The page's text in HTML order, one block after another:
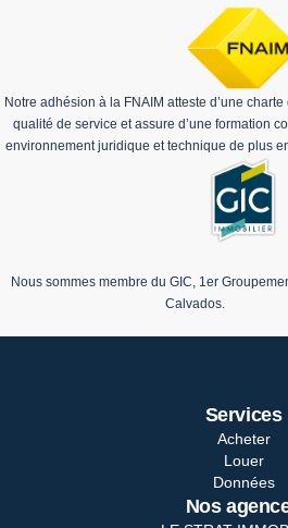
Notre adhésion à la FNAIM atteste d’une
qualité de service et assure d’une formation
environnement juridique et technique de plus
Nous sommes membre du GIC, 1er
Calvados.
Services
Acheter
Louer
Données
Nos